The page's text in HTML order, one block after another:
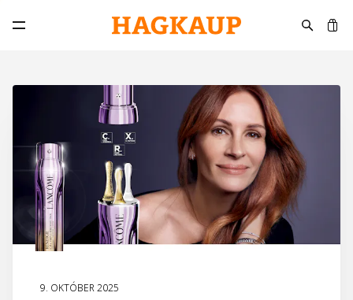
Opna aðalvalmynd
9. OKTÓBER 2025